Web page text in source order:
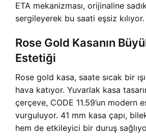
ETA mekanizması, orijinaline
sergileyerek bu saati eşsiz kılıyor.
Rose Gold Kasanın
Estetiği
Rose gold kasa, saate sıcak bir
hava katıyor. Yuvarlak kasa
çerçeve, CODE 11.59’un modern
vurguluyor. 41 mm kasa çapı,
hem de etkileyici bir duruş